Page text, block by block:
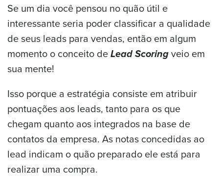
Se um dia você pensou no quão útil e
interessante seria poder classificar a qualidade
de seus leads para vendas, então em algum
momento o conceito deLead Scoringveio em
sua mente!
Isso porque a estratégia consiste em atribuir
pontuações aos leads, tanto para os que
chegam quanto aos integrados na base de
contatos da empresa. As notas concedidas ao
lead indicam o quão preparado ele está para
realizar uma compra.